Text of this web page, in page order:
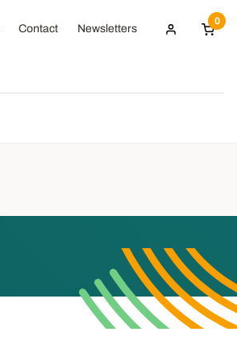
Contact Newsletters
0